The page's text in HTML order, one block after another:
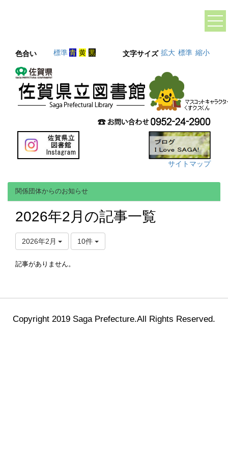
色合い 標準青 黄 黒 文字サイズ 拡大 標準 縮小
サイトマップ
関係団体からのお知らせ
2026年2月の記事一覧
2026年2月 10件
記事がありません。
Copyright 2019 Saga Prefecture.All Rights Reserved.